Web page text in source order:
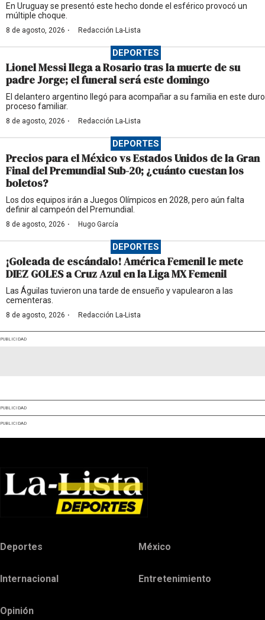
En Uruguay se presentó este hecho donde el esférico provocó un
múltiple choque.
8 de agosto, 2026 · Redacción La-Lista
DEPORTES
Lionel Messi llega a Rosario tras la muerte de su
padre Jorge; el funeral será este domingo
El delantero argentino llegó para acompañar a su familia en este duro
proceso familiar.
8 de agosto, 2026 · Redacción La-Lista
DEPORTES
Precios para el México vs Estados Unidos de la Gran
Final del Premundial Sub-20; ¿cuánto cuestan los
boletos?
Los dos equipos irán a Juegos Olímpicos en 2028, pero aún falta
definir al campeón del Premundial.
8 de agosto, 2026 · Hugo García
DEPORTES
¡Goleada de escándalo! América Femenil le mete
DIEZ GOLES a Cruz Azul en la Liga MX Femenil
Las Águilas tuvieron una tarde de ensueño y vapulearon a las
cementeras.
8 de agosto, 2026 · Redacción La-Lista
PUBLICIDAD
PUBLICIDAD
PUBLICIDAD
Deportes México
Internacional Entretenimiento
Opinión